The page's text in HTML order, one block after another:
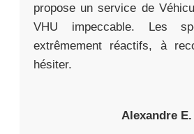
propose un service de
VHU impeccable. Les
extrêmement réactifs, à
hésiter.
Alexandre E.